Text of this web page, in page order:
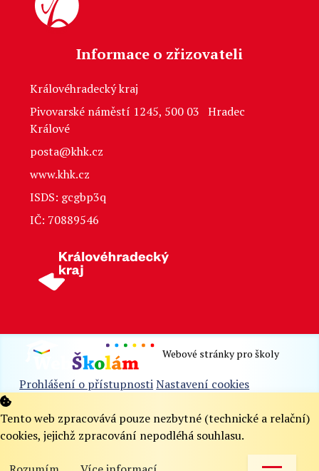
Informace o zřizovateli
Královéhradecký kraj
Pivovarské náměstí 1245, 500 03 Hradec
Králové
posta@khk.cz
www.khk.cz
ISDS: gcgbp3q
IČ: 70889546
Webové stránky pro školy
Prohlášení o přístupnostiNastavení cookies
Tento web zpracovává pouze nezbytné (technické a relační)
cookies, jejichž zpracování nepodléhá souhlasu.